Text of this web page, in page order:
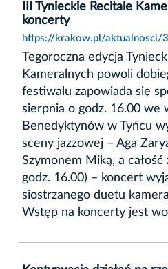
III Tynieckie Recitale
koncerty
https://krakow.pl/aktualnosci/
Tegoroczna edycja
Kameralnych powoli
festiwalu zapowiada się
sierpnia o godz. 16.00 we
Benedyktynów w Tyńcu
sceny jazzowej – Aga
Szymonem Miką, a
godz. 16.00) – koncert
siostrzanego duetu
Wstęp na koncerty jest